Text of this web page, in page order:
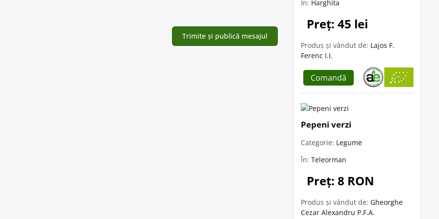
În: Harghita
Preț: 45 lei
Produs și vândut de: Lajos F.
Ferenc I.I.
Comandă
Pepeni verzi
Categorie: Legume
În: Teleorman
Preț: 8 RON
Produs și vândut de: Gheorghe
Cezar Alexandru P.F.A.